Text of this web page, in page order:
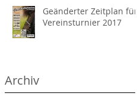
Geänderter Zeitplan fürs
Vereinsturnier 2017
Archiv